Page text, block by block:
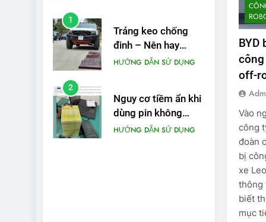
1
Tráng keo chống
đinh – Nên hay
không?
HƯỚNG DẪN SỬ DỤNG
2
Nguy cơ tiềm ẩn khi
dùng pin không
chính hãng cho xe
HƯỚNG DẪN SỬ DỤNG
BYD
off-
Vào
công
đoàn
bị
xe
thông
biết
mục